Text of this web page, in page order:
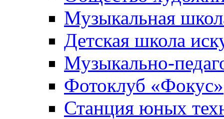
Музыкальная
Детская школа
Музыкально-
Фотоклуб «Фокус»
Станция юных